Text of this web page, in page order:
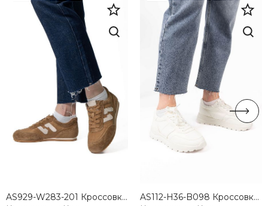
AS929-W283-201 Кроссовки женские натуральная кожа коричневый 365
AS112-H36-B098 Кроссовки женские натуральная кожа белый 365